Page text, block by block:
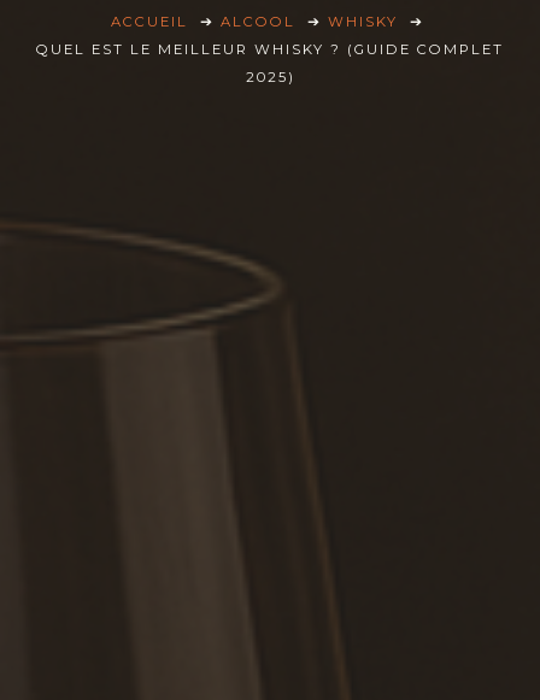
ACCUEIL ALCOOL
WHISKY
QUEL EST LE MEILLEUR WHISKY ? (GUIDE COMPLET
2025)